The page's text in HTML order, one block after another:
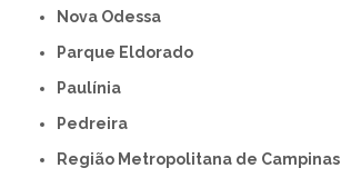
Nova Odessa
Parque Eldorado
Paulínia
Pedreira
Região Metropolitana de Campinas